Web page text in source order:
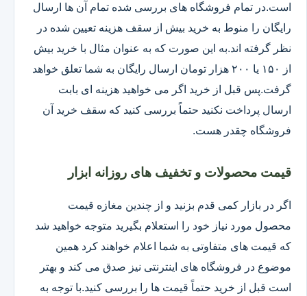
است.در تمام فروشگاه های بررسی شده تمام آن ها ارسال
رایگان را منوط به خرید بیش از سقف هزینه تعیین شده در
نظر گرفته اند.به این صورت که به عنوان مثال با خرید بیش
از ۱۵۰ یا ۲۰۰ هزار تومان ارسال رایگان به شما تعلق خواهد
گرفت.پس قبل از خرید اگر می خواهید هزینه ای بابت
ارسال پرداخت نکنید حتماً بررسی کنید که سقف خرید آن
فروشگاه چقدر هست.
قیمت محصولات و تخفیف های روزانه ابزار
اگر در بازار کمی قدم بزنید و از چندین مغازه قیمت
محصول مورد نیاز خود را استعلام بگیرید متوجه خواهید شد
که قیمت های متفاوتی به شما اعلام خواهند کرد همین
موضوع در فروشگاه های اینترنتی نیز صدق می کند و بهتر
است قبل از خرید حتماً قیمت ها را بررسی کنید.با توجه به